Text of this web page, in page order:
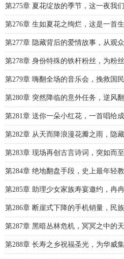
第275章 夏花绽放的季节，这一夜我
第276章 生如夏花之绚烂，这是一首
第277章 隐藏背后的爱情故事，从观
第278章 身份特殊的铁杆粉丝，为粉
第279章 嗨翻全场的音乐会，挽救国
第280章 突然降临的意外任务，逆风
第281章 送你一朵小红花，一首唱给
第282章 从天而降浪漫花瓣之雨，隐
第283章 现场再创古言诗词，突如而
第284章 绝地翻盘手段，史上最年轻
第285章 助理少女家族寿宴邀约，冉
第286章 断崖式下降的手机销量，民
第287章 黑暗丛林危机，冥冥之中的
第288章 长寿之乡祝福圣光，为华威